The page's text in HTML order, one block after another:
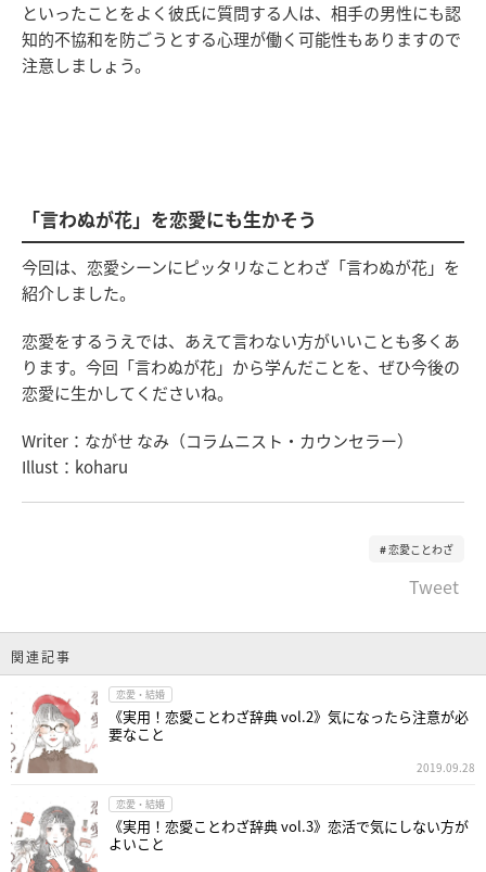
といったことをよく彼氏に質問する人は、相手の男性にも認
知的不協和を防ごうとする心理が働く可能性もありますので
注意しましょう。
「言わぬが花」を恋愛にも生かそう
今回は、恋愛シーンにピッタリなことわざ「言わぬが花」を
紹介しました。
恋愛をするうえでは、あえて言わない方がいいことも多くあ
ります。今回「言わぬが花」から学んだことを、ぜひ今後の
恋愛に生かしてくださいね。
Writer：ながせ なみ（コラムニスト・カウンセラー）
Illust：koharu
恋愛ことわざ
Tweet
関連記事
恋愛・結婚
《実用！恋愛ことわざ辞典 vol.2》気になったら注意が必
要なこと
2019.09.28
恋愛・結婚
《実用！恋愛ことわざ辞典 vol.3》恋活で気にしない方が
よいこと